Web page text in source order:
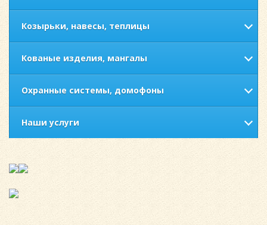
Козырьки, навесы, теплицы
Кованые изделия, мангалы
Охранные системы, домофоны
Наши услуги